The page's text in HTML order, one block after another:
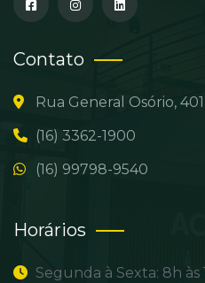
Contato
Rua General Osório,
(16) 3362-1900
(16) 99798-9540
Horários
Segunda à Sexta: 8h às